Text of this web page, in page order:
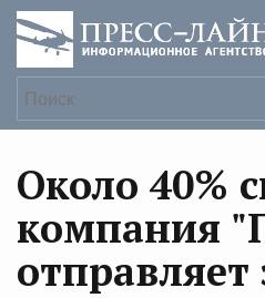
Около 40%
компания
отправляет